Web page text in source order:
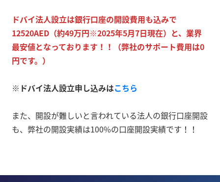
ドバイ法人設立は銀行口座の開設費用も込みで
12520AED（約49万円※2025年5月7日現在）と、業界
最安値となっております！！（弊社のサポート費用は0
円です。）
※ドバイ法人設立申し込みはこちら
また、開設が難しいと言われている法人の銀行口座開設
も、弊社の開設実績は100%の口座開設実績です！！